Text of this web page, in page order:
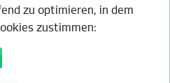
zu optimieren, in dem
zustimmen: